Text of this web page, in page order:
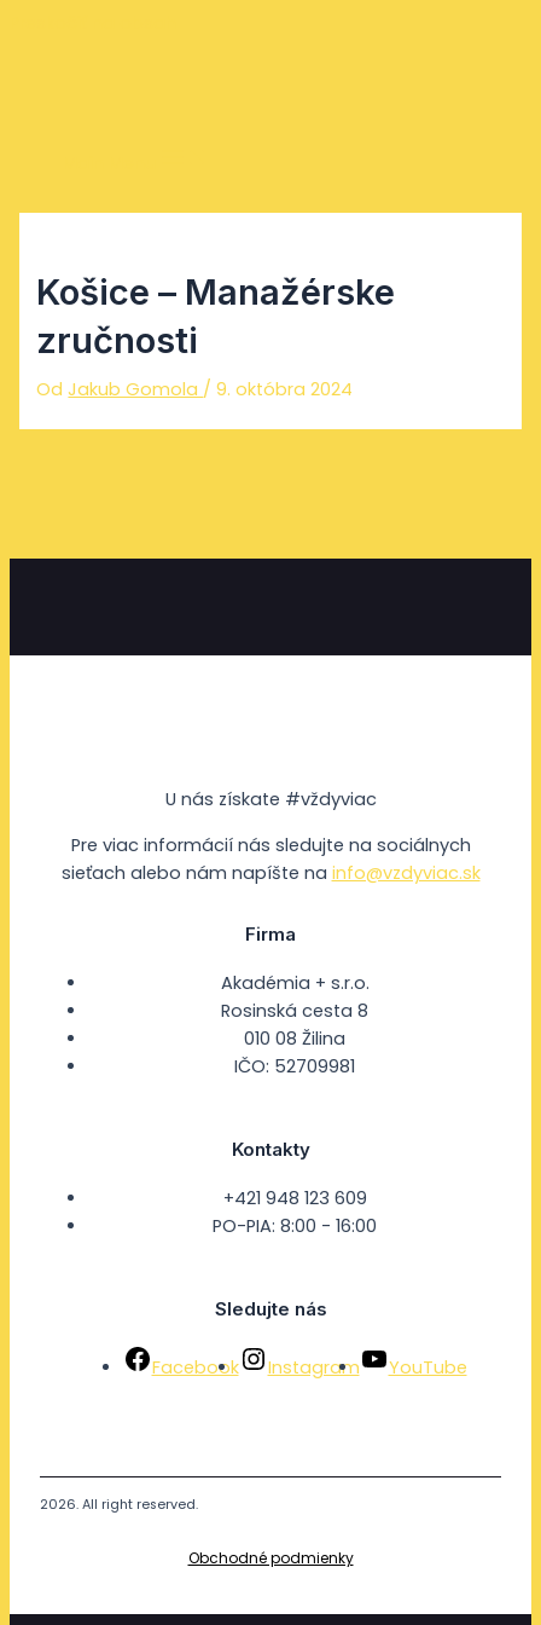
Košice – Manažérske
zručnosti
Od Jakub Gomola /9. októbra 2024
U nás získate #vždyviac
Pre viac informácií nás sledujte na sociálnych
sieťach alebo nám napíšte na info@vzdyviac.sk
Firma
Akadémia + s.r.o.
Rosinská cesta 8
010 08 Žilina
IČO: 52709981
Kontakty
+421 948 123 609
PO-PIA: 8:00 - 16:00
Sledujte nás
Facebook Instagram YouTube
2026. All right reserved.
Obchodné podmienky